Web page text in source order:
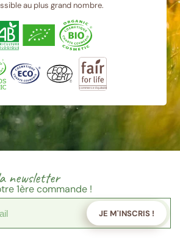
au plus grand nombre.
newsletter
1ère commande !
JE M'INSCRIS !